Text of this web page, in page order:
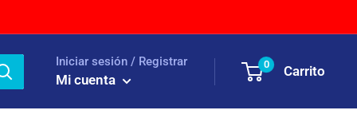
Iniciar sesión / Registrar
Mi cuenta
0 Carrito